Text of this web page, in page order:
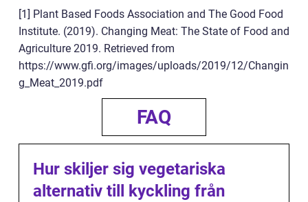
[1] Plant Based Foods Association and The Good Food
Institute. (2019). Changing Meat: The State of Food and
Agriculture 2019. Retrieved from
https://www.gfi.org/images/uploads/2019/12/Changin
g_Meat_2019.pdf
FAQ
Hur skiljer sig vegetariska
alternativ till kyckling från